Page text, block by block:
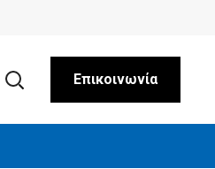
Επικοινωνία